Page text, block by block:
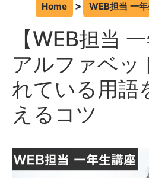
Home WEB担当 一
【WEB担当
アルファベッ
れている用語
えるコツ